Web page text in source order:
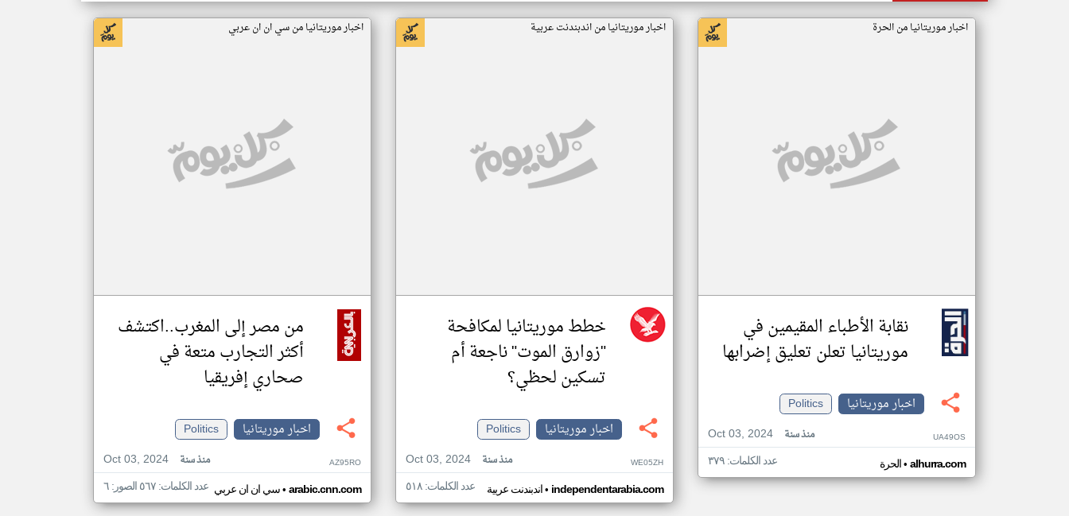
اخبار موريتانيا من الحرة
نقابة الأطباء المقيمين في
موريتانيا تعلن تعليق إضرابها
اخبار موريتانيا
Politics
Oct 03, 2024
منذ سنة UA49OS
الحرة• alhurra.com عدد الكلمات: ٣٧٩
اخبار موريتانيا من اندبندنت عربية
خطط موريتانيا لمكافحة
"زوارق الموت" ناجعة أم
تسكين لحظي؟
اخبار موريتانيا
Politics
Oct 03, 2024
منذ سنة WE05ZH
اندبندنت عربية• independentarabia.com عدد الكلمات: ٥١٨
اخبار موريتانيا من سي ان ان عربي
من مصر إلى المغرب..اكتشف
أكثر التجارب متعة في
صحاري إفريقيا
اخبار موريتانيا
Politics
Oct 03, 2024
منذ سنة AZ95RO
سي ان ان عربي• arabic.cnn.com عدد الكلمات: ٥٦٧ الصور: ٦